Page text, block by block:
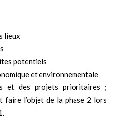
lieux
potentiels
et environnementale
et des projets prioritaires ;
faire l’objet de la phase 2 lors